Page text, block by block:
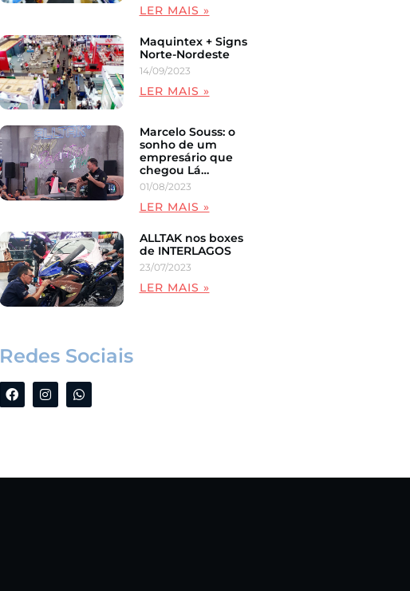
LER MAIS »
Maquintex + Signs
Norte-Nordeste
14/09/2023
LER MAIS »
Marcelo Souss: o
sonho de um
empresário que
chegou Lá…
01/08/2023
LER MAIS »
ALLTAK nos boxes
de INTERLAGOS
23/07/2023
LER MAIS »
Redes Sociais